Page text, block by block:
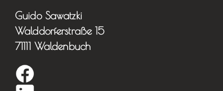
Guido Sawatzki
Walddorferstraße 15
71111 Waldenbuch